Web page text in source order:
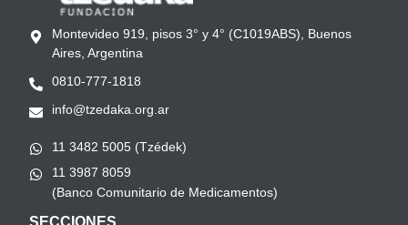
Montevideo 919, pisos 3° y 4° (C1019ABS), Buenos
Aires, Argentina
0810-777-1818
info@tzedaka.org.ar
11 3482 5005 (Tzédek)
11 3987 8059
(Banco Comunitario de Medicamentos)